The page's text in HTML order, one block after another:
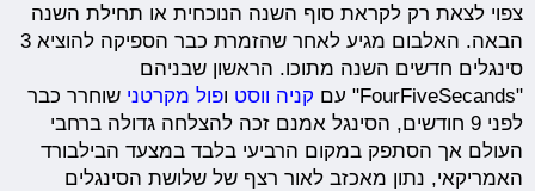
צפוי לצאת רק לקראת סוף השנה הנוכחית או תחילת השנה
הבאה. האלבום מגיע לאחר שהזמרת כבר הספיקה להוציא 3
סינגלים חדשים השנה מתוכו. הראשון שבניהם
"FourFiveSecands" עם
קניה ווסט ופול מקרטני שוחרר כבר
לפני 9 חודשים, הסינגל אמנם זכה להצלחה גדולה ברחבי
העולם אך הסתפק במקום הרביעי בלבד במצעד הבילבורד
האמריקאי, נתון מאכזב לאור רצף של שלושת הסינגלים